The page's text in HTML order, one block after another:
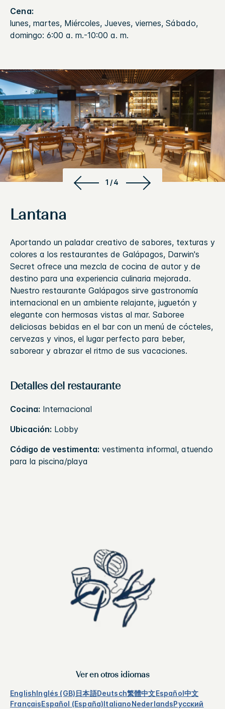
Cena:
lunes, martes, Miércoles, Jueves, viernes, Sábado,
domingo: 6:00 a. m.-10:00 a. m.
1/4
Lantana
Aportando un paladar creativo de sabores, texturas y
colores a los restaurantes de Galápagos, Darwin's
Secret ofrece una mezcla de cocina de autor y de
destino para una experiencia culinaria mejorada.
Nuestro restaurante Galápagos sirve gastronomía
internacional en un ambiente relajante, juguetón y
elegante con hermosas vistas al mar. Saboree
deliciosas bebidas en el bar con un menú de cócteles,
cervezas y vinos, el lugar perfecto para beber,
saborear y abrazar el ritmo de sus vacaciones.
Detalles del restaurante
Cocina: Internacional
Ubicación: Lobby
Código de vestimenta: vestimenta informal, atuendo
para la piscina/playa
Ver en otros idiomas
EnglishInglés (GB)日本語Deutsch繁體中文Español中文
FrançaisEspañol (España)ItalianoNederlandsРусский